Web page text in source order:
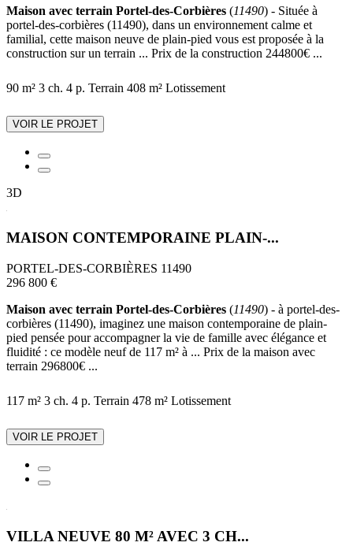
Maison avec terrain Portel-des-Corbières (11490) - Située à
portel-des-corbières (11490), dans un environnement calme et
familial, cette maison neuve de plain-pied vous est proposée à la
construction sur un terrain ... Prix de la construction 244800€ ...
90 m² 3 ch. 4 p. Terrain 408 m² Lotissement
VOIR LE PROJET
3D
MAISON CONTEMPORAINE PLAIN-...
PORTEL-DES-CORBIÈRES 11490
296 800 €
Maison avec terrain Portel-des-Corbières (11490) - à portel-des-
corbières (11490), imaginez une maison contemporaine de plain-
pied pensée pour accompagner la vie de famille avec élégance et
fluidité : ce modèle neuf de 117 m² à ... Prix de la maison avec
terrain 296800€ ...
117 m² 3 ch. 4 p. Terrain 478 m² Lotissement
VOIR LE PROJET
VILLA NEUVE 80 M² AVEC 3 CH...